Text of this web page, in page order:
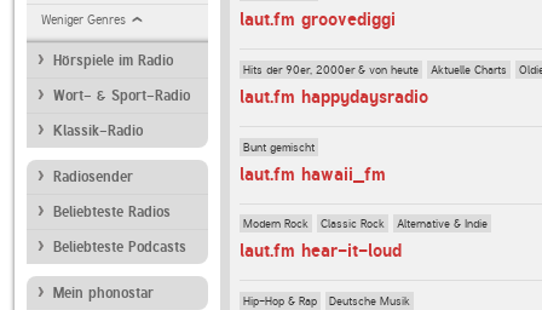
Weniger Genres
Hörspiele im Radio
Wort- & Sport-Radio
Klassik-Radio
Radiosender
Beliebteste Radios
Beliebteste Podcasts
Mein phonostar
laut.fm groovediggi
Hits der 90er, 2000er & von heute Aktuelle Charts
laut.fm happydaysradio
Bunt gemischt
laut.fm hawaii_fm
Modern Rock Classic Rock Alternative & Indie
laut.fm hear-it-loud
Hip-Hop & Rap Deutsche Musik